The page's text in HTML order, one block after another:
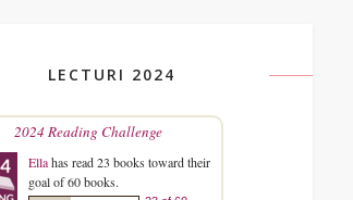
LECTURI 2024
2024 Reading Challenge
Ellahas read 23 books toward their
goal of 60 books.